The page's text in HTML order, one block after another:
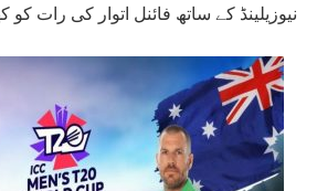
نیوزیلینڈ کے ساتھ فائنل اتوار کی رات کو